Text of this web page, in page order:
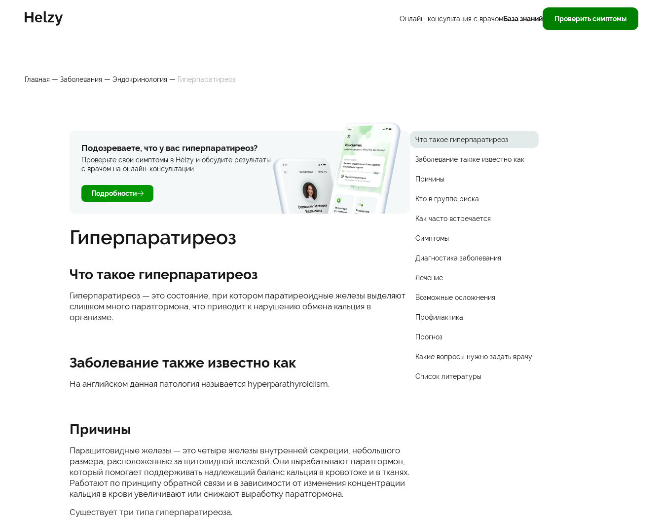
Онлайн-консультация с врачомБаза знаний Проверить симптомы
Главная — Заболевания — Эндокринология — Гиперпаратиреоз
Подозреваете, что у вас гиперпаратиреоз?
Проверьте свои симптомы в Helzy и обсудите результаты
с врачом на онлайн-консультации
Подробности
Гиперпаратиреоз
Что такое гиперпаратиреоз
Гиперпаратиреоз — это состояние, при котором паратиреоидные железы выделяют
слишком много паратгормона, что приводит к нарушению обмена кальция в
организме.
Заболевание также известно как
На английском данная патология называется hyperparathyroidism.
Причины
Паращитовидные железы — это четыре железы внутренней секреции, небольшого
размера, расположенные за щитовидной железой. Они вырабатывают паратгормон,
который помогает поддерживать надлежащий баланс кальция в кровотоке и в тканях.
Работают по принципу обратной связи и в зависимости от изменения концентрации
кальция в крови увеличивают или снижают выработку паратгормона.
Существует три типа гиперпаратиреоза.
Что такое гиперпаратиреоз
Заболевание также известно как
Причины
Кто в группе риска
Как часто встречается
Симптомы
Диагностика заболевания
Лечение
Возможные осложнения
Профилактика
Прогноз
Какие вопросы нужно задать врачу
Список литературы